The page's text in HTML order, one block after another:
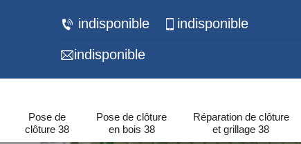
indisponible indisponible
indisponible
Pose de
clôture 38
Pose de clôture
en bois 38
Réparation de clôture
et grillage 38